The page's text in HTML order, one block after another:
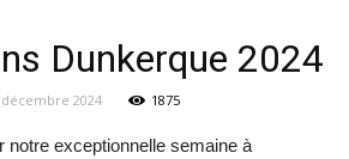
Dunkerque 2024
décembre 2024 1875
notre exceptionnelle semaine à